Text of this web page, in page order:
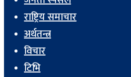
राष्ट्रिय समाचार
अर्थतन्त्र
विचार
टिभि